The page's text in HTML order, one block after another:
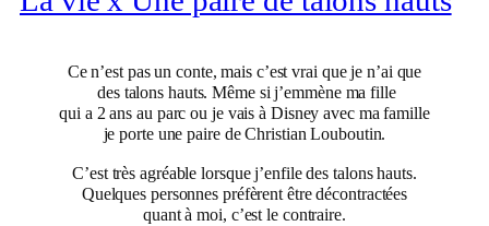
Ce n’est pas un conte, mais c’est vrai que je n’ai que
des talons hauts. Même si j’emmène ma fille
qui a 2 ans au parc ou je vais à Disney avec ma famille
je porte une paire de Christian Louboutin.
C’est très agréable lorsque j’enfile des talons hauts.
Quelques personnes préfèrent être décontractées
quant à moi, c’est le contraire.